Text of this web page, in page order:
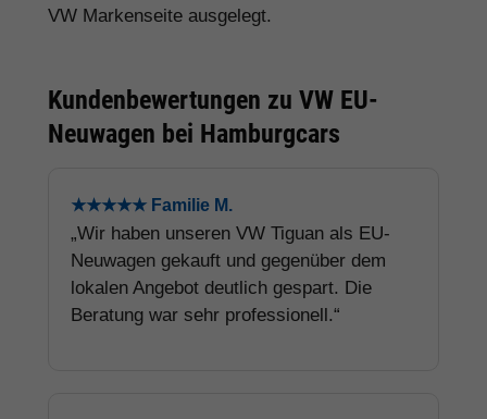
VW Markenseite ausgelegt.
Kundenbewertungen zu VW EU-
Neuwagen bei Hamburgcars
★★★★★ Familie M.
„Wir haben unseren VW Tiguan als EU-
Neuwagen gekauft und gegenüber dem
lokalen Angebot deutlich gespart. Die
Beratung war sehr professionell.“